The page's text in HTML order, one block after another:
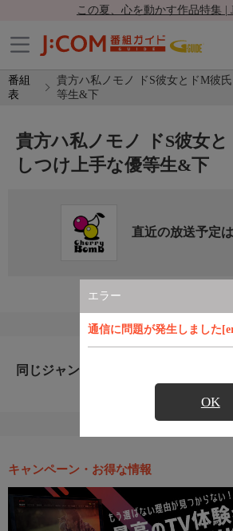
この夏、心を動かす作品特集 |
番組
表
貴方ハ私ノモノ ドS彼女とドM彼
等生&下
エラー
通信に問題が発生しました
OK
貴方ハ私ノモノ ドS彼女
しつけ上手な優等生&下
直近の放送予定
同じジャンルのおすすめ番組
キャンペーン・お得な情報